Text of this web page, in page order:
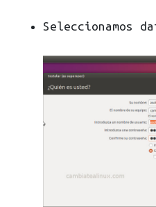
Seleccionamos